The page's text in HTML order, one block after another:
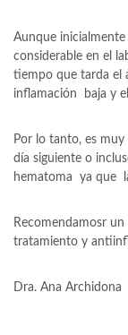
Aunque
considerable en el
tiempo que tarda el
inflamación baja y
Por lo tanto, es muy
día siguiente o
hematoma ya que
Recomendamosr
tratamiento y
Dra. Ana Archidona